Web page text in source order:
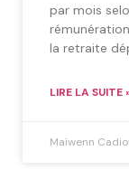
par mois
la retraite
LIRE LA SUITE
Maïwenn